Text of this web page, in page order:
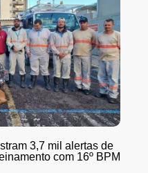
3,7 mil alertas de
com 16º BPM